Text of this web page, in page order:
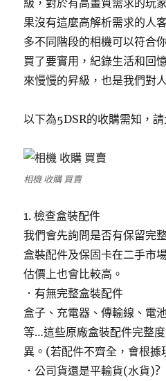
果沒有這麼高解析需求的人
多不同階段的相機可以符合
買了要實用，紀錄生活和回
來慢慢的昇級，也是我們對
以下為5DSR的收購需知，
相機 收購 買賣
1. 檢查盒裝配件
我們會先詢問是否有保留完
盒裝配件及保固卡在二手市
估價上也會比較高。
．有無完整盒裝配件
盒子、充電器、傳輸線、電
等…這些原廠盒裝配件完整
異。(若配件不齊全，會根據
．公司貨還是平輸貨(水貨)?